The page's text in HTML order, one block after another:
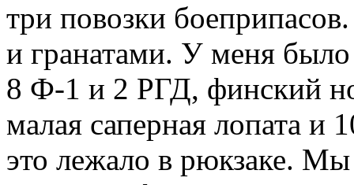
три повозки
и гранатами. У меня
8 Ф-1 и 2 РГД, финский
малая саперная лопата и
это лежало в рюкзаке.